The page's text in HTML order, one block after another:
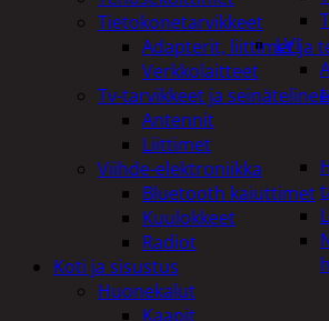
LVI
Tietokonetarvikkeet
Adapterit, liittimet ja
Verkkolaitteet
Tv-tarvikkeet ja
Antennit
Liittimet
Viihde-elektroniikka
Bluetooth kaiuttimet
Kuulokkeet
Radiot
Koti ja sisustus
Huonekalut
Kaapit